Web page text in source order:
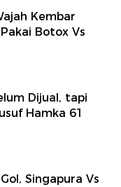
Kembar
Botox Vs
Dijual, tapi
Hamka 61
Singapura Vs